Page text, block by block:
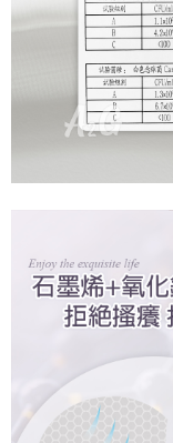
２．關於個人資料處理
https://aftee.tw/terms/
３．未成年的使用者請
「AFTEE先享後付」，
４．使用「AFTEE先享
時審查核予不同之上限
５．嚴禁一人註冊多個